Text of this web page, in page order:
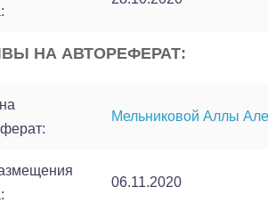
НА АВТОРЕФЕРАТ:
Мельниковой Аллы
06.11.2020